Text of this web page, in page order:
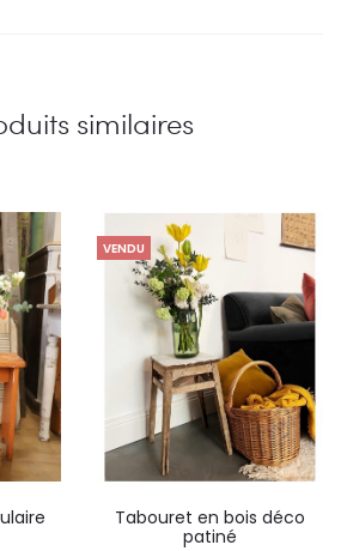
similaires
VENDU
Tabouret en bois déco
patiné